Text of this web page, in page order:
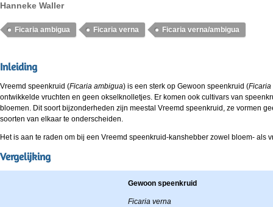
Hanneke Waller
Ficaria ambigua Ficaria verna Ficaria verna/ambigua
Inleiding
Vreemd speenkruid (Ficaria ambigua) is een sterk op Gewoon speenkruid (Ficaria
ontwikkelde vruchten en geen okselknolletjes. Er komen ook cultivars van
bloemen. Dit soort bijzonderheden zijn meestal Vreemd speenkruid, ze vormen
soorten van elkaar te onderscheiden.
Het is aan te raden om bij een Vreemd speenkruid-kanshebber zowel bloem- als
Vergelijking
Gewoon speenkruid
Ficaria verna